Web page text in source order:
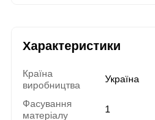
Характеристики
Країна
виробництва
Україна
Фасування
матеріалу
1